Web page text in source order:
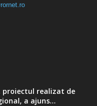
proiectul realizat de
a ajuns...